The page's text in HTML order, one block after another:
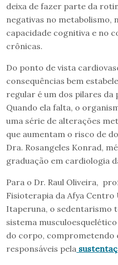
deixa de fazer parte da
negativas no metabolismo,
capacidade cognitiva e no
crônicas.
Do ponto de vista
consequências bem
regular é um dos pilares da
Quando ela falta, o
uma série de alterações
que aumentam o risco de
Dra. Rosangeles Konrad,
graduação em cardiologia
Para o Dr. Raul Oliveira,
Fisioterapia da Afya
Itaperuna, o sedentarismo
sistema
do corpo,
responsáveis pela